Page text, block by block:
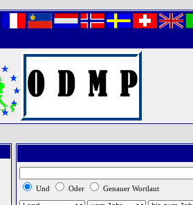
Und Oder Genauer Wortlaut